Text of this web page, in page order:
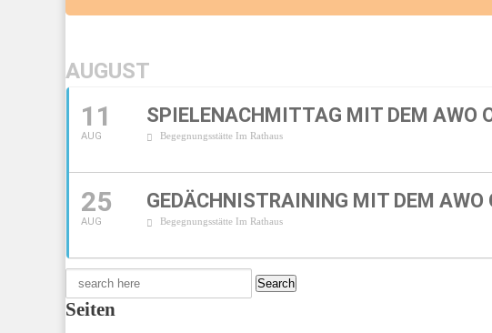
AUGUST
11
AUG
SPIELENACHMITTAG MIT DEM AWO
Begegnungsstätte Im Rathaus
25
AUG
GEDÄCHNISTRAINING MIT DEM AWO
Begegnungsstätte Im Rathaus
Search
for:
Seiten